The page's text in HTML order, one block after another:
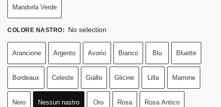
Mandorla Verde
COLORE NASTRO: No selection
Arancione Argento Avorio Bianco Blu Bluette
Bordeaux Celeste Giallo Glicine Lilla Marrone
Nero Nessun nastro Oro Rosa Rosa Antico